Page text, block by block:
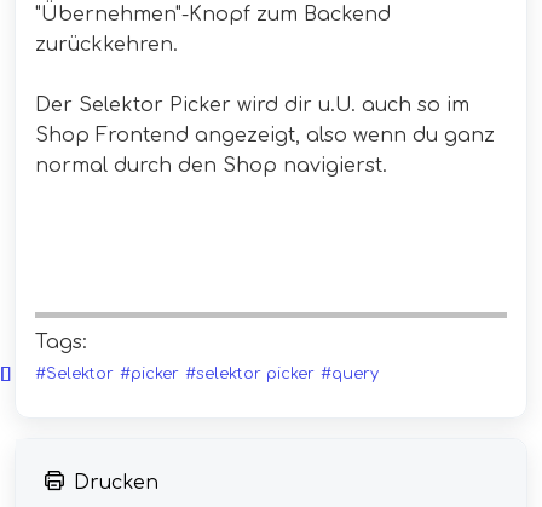
"Übernehmen"-Knopf zum Backend
zurückkehren.
Der Selektor Picker wird dir u.U. auch so im
Shop Frontend angezeigt, also wenn du ganz
normal durch den Shop navigierst.
Tags:
#Selektor #picker #selektor picker #query
Drucken